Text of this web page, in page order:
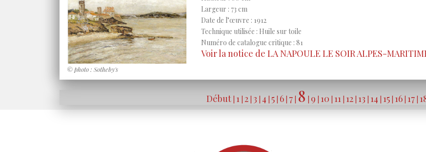
© photo : Sotheby's
Largeur : 73 cm
Date de l’œuvre : 1912
Technique utilisée : Huile sur toile
Numéro de catalogue critique : 81
Voir la notice de LA NAPOULE LE SOIR ALPES-
Début| 1| 2| 3 4 5| 6| 7| 8 9 10 11| 12| 13 14 15| 16| 17|